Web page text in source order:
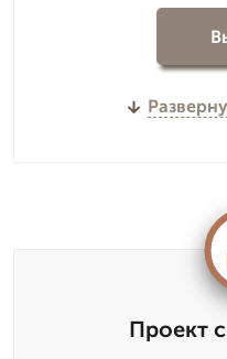
Проект